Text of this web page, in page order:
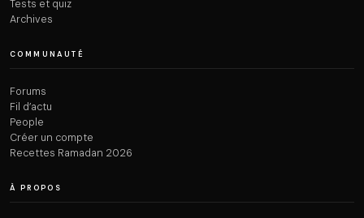
Tests et quiz
Archives
COMMUNAUTÉ
Forums
Fil d’actu
People
Créer un compte
Recettes Ramadan 2026
À PROPOS